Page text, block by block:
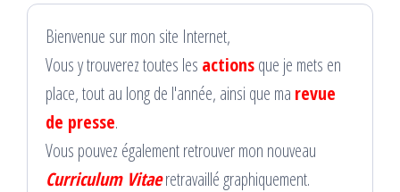
Bienvenue sur mon site Internet,
Vous y trouverez toutes les actionsque je mets en
place, tout au long de l'année, ainsi que ma revue
de presse.
Vous pouvez également retrouver mon nouveau
Curriculum Vitaeretravaillé graphiquement.